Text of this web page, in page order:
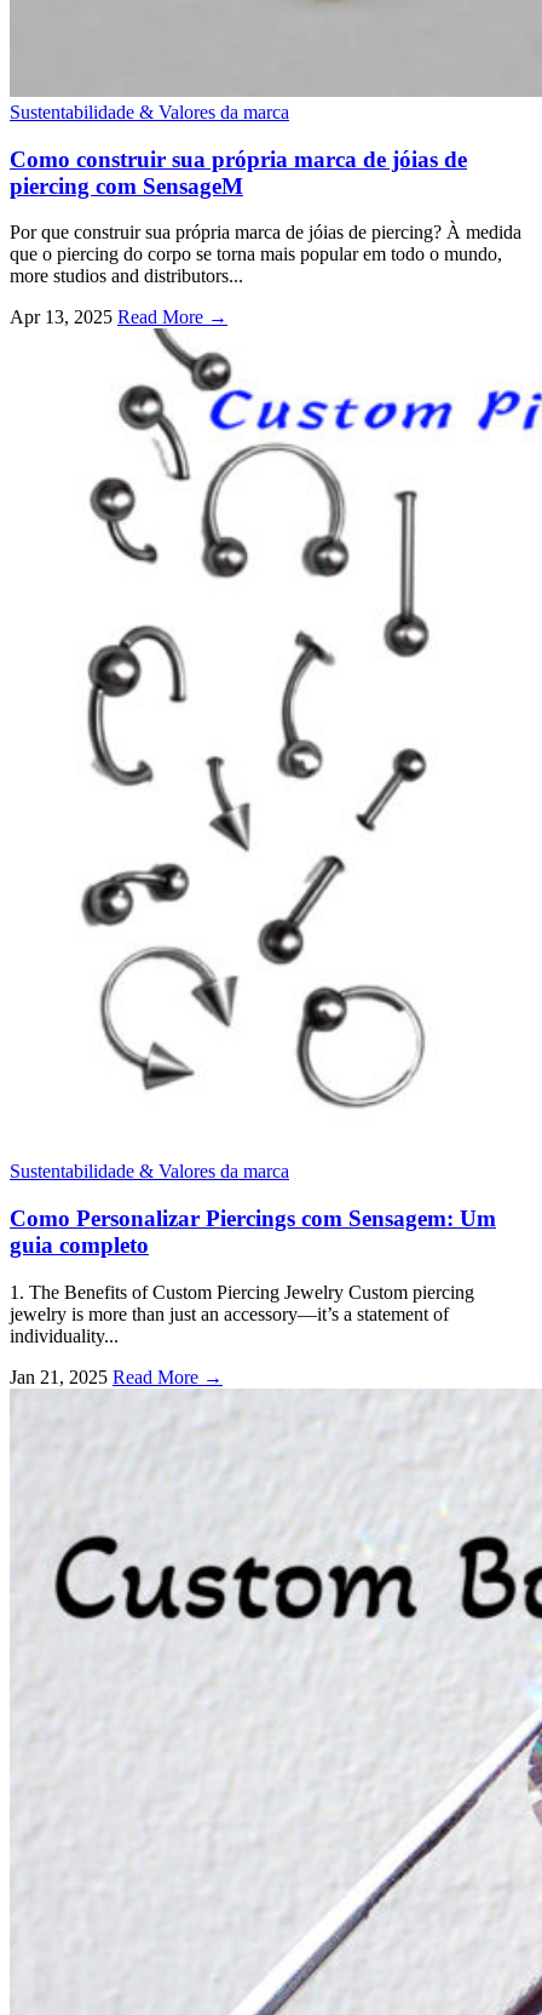
Sustentabilidade & Valores da marca
Como construir sua própria marca de jóias de
piercing com SensageM
Por que construir sua própria marca de jóias de piercing? À medida
que o piercing do corpo se torna mais popular em todo o mundo,
more studios and distributors...
Apr13, 2025 Read More →
Sustentabilidade & Valores da marca
Como Personalizar Piercings com Sensagem: Um
guia completo
1. The Benefits of Custom Piercing Jewelry Custom piercing
jewelry is more than just an accessory—it’s a statement of
individuality...
Jan 21, 2025 Read More →